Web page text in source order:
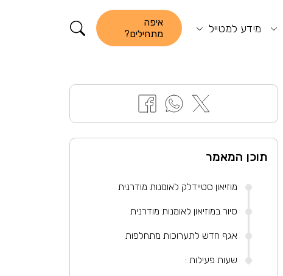
מידע למטייל
איפה
מתחילים?
תוכן המאמר
מוזיאון סטיידלק לאומנות מודרנית
סיור במוזיאון לאומנות מודרנית
אגף חדש לתערוכות מתחלפות
שעות פעילות :
קורא התוכן